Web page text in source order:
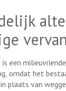
is een
omdat het
plaats van